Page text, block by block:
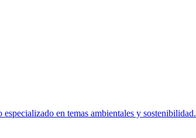
en temas ambientales y sostenibilidad.